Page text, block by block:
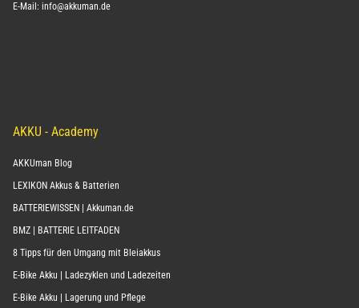
E-Mail: info@akkuman.de
AKKU - Academy
AKKUman Blog
LEXIKON Akkus & Batterien
BATTERIEWISSEN | Akkuman.de
BMZ | BATTERIE LEITFADEN
8 Tipps für den Umgang mit Bleiakkus
E-Bike Akku | Ladezyklen und Ladezeiten
E-Bike Akku | Lagerung und Pflege